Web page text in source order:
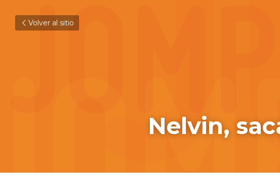
Volver al sitio
Nelvin,